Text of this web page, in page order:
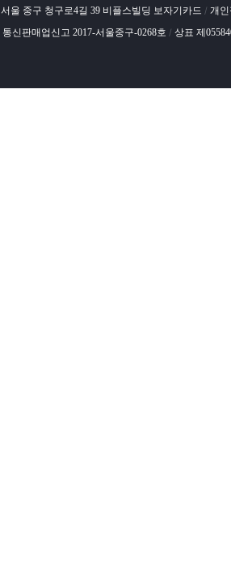
서울 중구 청구로4길 39 비플스빌딩 보자기카드 / 개
통신판매업신고 2017-서울중구-0268호 / 상표 제